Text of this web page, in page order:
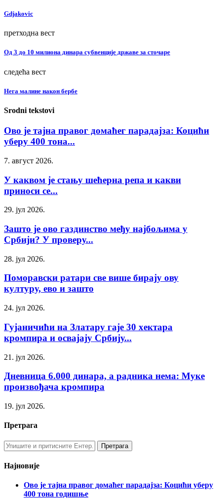
Gdjakovic
претходна вест
Од 3 до 10 милиона динара субвенције државе за сточаре
следећа вест
Нега малине након бербе
Srodni tekstovi
Ово је тајна правог домаћег парадајза: Коцићи
уберу 400 тона...
7. август 2026.
У каквом је стању шећерна репа и какви
приноси се...
29. јул 2026.
Зашто је ово газдинство међу најбољима у
Србији? У проверу...
28. јул 2026.
Поморавски ратари све више бирају ову
културу, ево и зашто
24. јул 2026.
Гујаничићи на Златару гаје 30 хектара
кромпира и освајају Србију...
21. јул 2026.
Дневница 6.000 динара, а радника нема: Муке
произвођача кромпира
19. јул 2026.
Претрага
Најновије
Ово је тајна правог домаћег парадајза: Коцићи уберу
400 тона годишње